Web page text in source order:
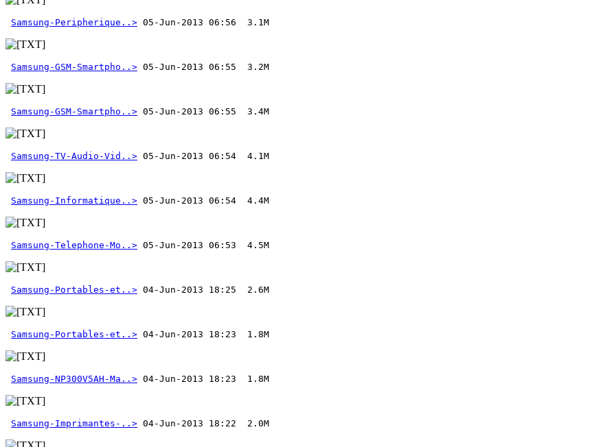
Samsung-Peripherique..>
Samsung-GSM-Smartpho..>
Samsung-GSM-Smartpho..>
Samsung-TV-Audio-Vid..>
Samsung-Informatique..>
Samsung-Telephone-Mo..>
Samsung-Portables-et..>
Samsung-Portables-et..>
Samsung-NP300V5AH-Ma..>
Samsung-Imprimantes-..>